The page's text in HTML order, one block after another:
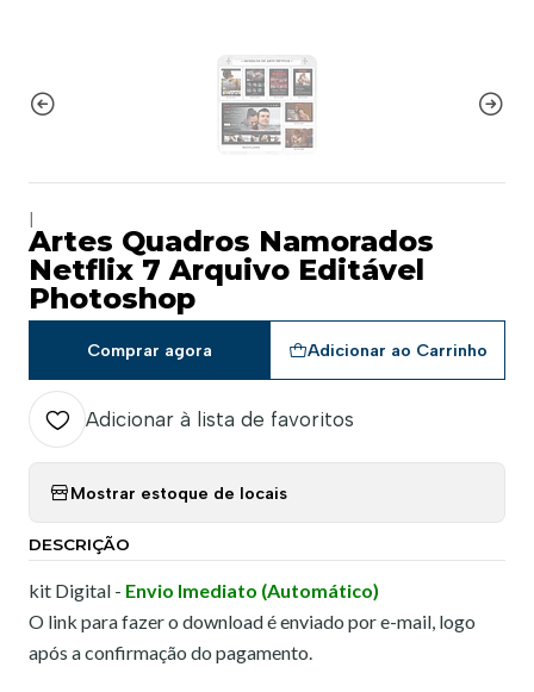
Artes Quadros Namorados
Netflix 7 Arquivo Editável
Photoshop
Adicionar ao Carrinho
Comprar agora
Adicionar à lista de favoritos
Mostrar estoque de locais
DESCRIÇÃO
kit Digital - Envio Imediato (Automático)
O link para fazer o download é enviado por e-mail, logo
após a confirmação do pagamento.